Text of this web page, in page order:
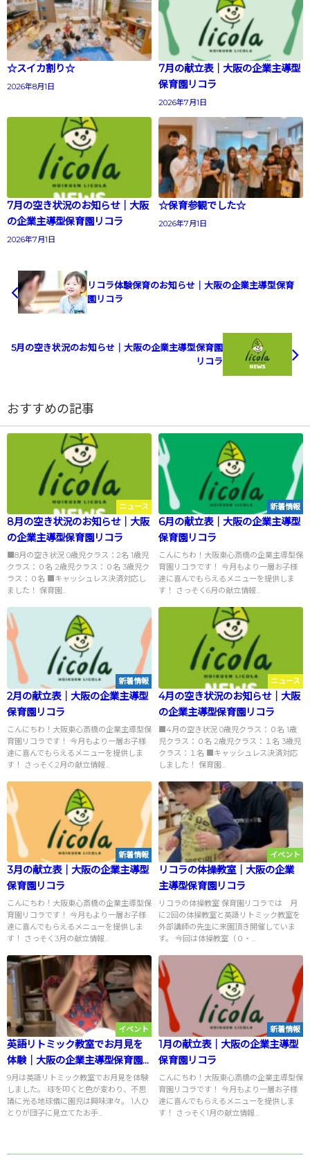
☆スイカ割り☆
2026年8月1日
7月の献立表｜大阪の企業主導型
保育園リコラ
2026年7月1日
7月の空き状況のお知らせ｜大阪
の企業主導型保育園リコラ
2026年7月1日
☆保育参観でした☆
2026年7月1日
リコラ体験保育のお知らせ｜大阪の企業主導型保育
園リコラ
5月の空き状況のお知らせ｜大阪の企業主導型保育園
リコラ
おすすめの記事
ニュース
8月の空き状況のお知らせ｜大阪
の企業主導型保育園リコラ
■8月の空き状況 0歳児クラス：2名 1歳児
クラス：０名 2歳児クラス：０名 3歳児ク
ラス：０名 ■キャッシュレス決済対応し
ました！ 保育園...
新着情報
6月の献立表｜大阪の企業主導型
保育園リコラ
こんにちわ！大阪東心斎橋の企業主導型保
育園リコラです！ 今月もより一層お子様
達に喜んでもらえるメニューを提供しま
す！ さっそく6月の献立情報...
新着情報
2月の献立表｜大阪の企業主導型
保育園リコラ
こんにちわ！大阪東心斎橋の企業主導型保
育園リコラです！ 今月もより一層お子様
達に喜んでもらえるメニューを提供しま
す！ さっそく2月の献立情報...
ニュース
4月の空き状況のお知らせ｜大阪
の企業主導型保育園リコラ
■4月の空き状況 0歳児クラス：０名 1歳
児クラス：０名 2歳児クラス：１名 3歳児
クラス：１名 ■キャッシュレス決済対応
しました！ 保育園...
新着情報
3月の献立表｜大阪の企業主導型
保育園リコラ
こんにちわ！大阪東心斎橋の企業主導型保
育園リコラです！ 今月もより一層お子様
達に喜んでもらえるメニューを提供しま
す！ さっそく3月の献立情報...
イベント
リコラの体操教室｜大阪の企業
主導型保育園リコラ
リコラの体操教室 保育園リコラでは 月
に2回の体操教室と英語リトミック教室を
外部講師の先生に来園頂き開催していま
す。 今回は体操教室（０・...
イベント
英語リトミック教室でお月見を
体験｜大阪の企業主導型保育園
リコラ
9月は英語リトミック教室でお月見を体験
しました。 球を叩くと色が変わり、不思
議に光る地球儀に園児は興味津々。 1人ひ
とりが団子に見立てたお手...
新着情報
1月の献立表｜大阪の企業主導型
保育園リコラ
こんにちわ！大阪東心斎橋の企業主導型保
育園リコラです！ 今月もより一層お子様
達に喜んでもらえるメニューを提供しま
す！ さっそく1月の献立情報...